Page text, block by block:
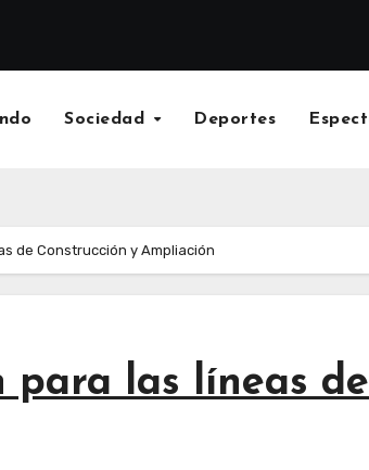
Sociedad Deportes
de Construcción y Ampliación
para las líneas